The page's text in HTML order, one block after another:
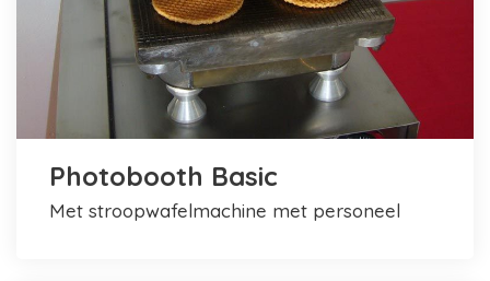
Photobooth Basic
met stroopwafelmachine met personeel